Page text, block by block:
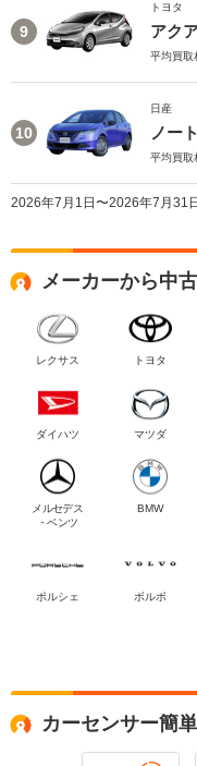
9
トヨタ
アク
平均買取
10
日産
ノート
平均買取
2026年7月1日〜2026年7月31
メーカーから中
レクサス トヨタ
ダイハツ マツダ
メルセデス
・ベンツ
BMW
ポルシェ ボルボ
カーセンサー簡